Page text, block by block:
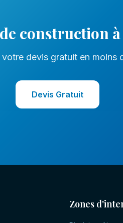
construction à
devis gratuit en moins
Devis Gratuit
Zones